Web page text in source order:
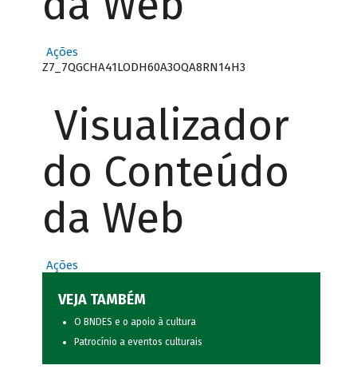
Ações
Z7_7QGCHA41LODH60A3OQA8RN14H3
Visualizador
do Conteúdo
da Web
Ações
VEJA TAMBÉM
O BNDES e o apoio à cultura
Patrocínio a eventos culturais